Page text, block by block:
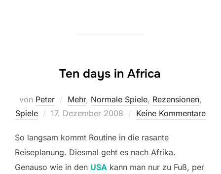
Ten days in Africa
von Peter Mehr, Normale Spiele, Rezensionen,
Spiele
Veröffentlicht
17. Dezember 2008 Keine Kommentare
So langsam kommt Routine in die rasante
Reiseplanung. Diesmal geht es nach Afrika.
Genauso wie in den USA kann man nur zu Fuß, per